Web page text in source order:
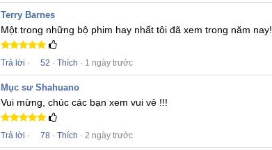
Terry Barnes
Một trong những bộ phim hay nhất tôi đã xem trong năm nay!
Trả lời · 52 · Thích · 1 ngày trước
Mục sư Shahuano
Vui mừng, chúc các bạn xem vui vẻ !!!
Trả lời · 78 · Thích · 2 ngày trước